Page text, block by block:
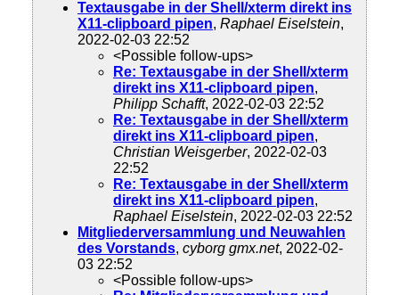
Textausgabe in der Shell/xterm direkt ins
X11-clipboard pipen, Raphael Eiselstein,
2022-02-03 22:52
<Possible follow-ups>
Re: Textausgabe in der Shell/xterm
direkt ins X11-clipboard pipen,
Philipp Schafft, 2022-02-03 22:52
Re: Textausgabe in der Shell/xterm
direkt ins X11-clipboard pipen,
Christian Weisgerber, 2022-02-03
22:52
Re: Textausgabe in der Shell/xterm
direkt ins X11-clipboard pipen,
Raphael Eiselstein, 2022-02-03 22:52
Mitgliederversammlung und Neuwahlen
des Vorstands, cyborg gmx.net, 2022-02-
03 22:52
<Possible follow-ups>